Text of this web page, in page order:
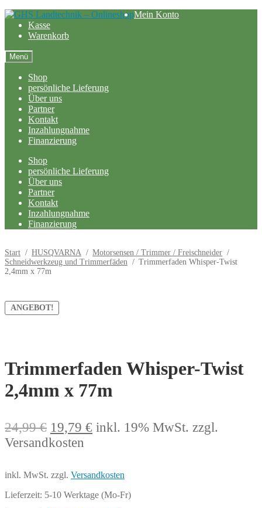
Zur
Navigation
springen
Zum
Inhalt
springen
Mein Konto
Kasse
Warenkorb
Menü
Shop
persönliche Lieferung
Über uns
Partner
Kontakt
Inzahlungnahme
Finanzierung
Shop
persönliche Lieferung
Über uns
Partner
Kontakt
Inzahlungnahme
Finanzierung
Start / HUSQVARNA / Motorsensen / Trimmer / Freischneider /
Schneidwerkzeug und Trimmerfäden / Trimmerfaden Whisper-Twist
2,4mm x 77m
ANGEBOT!
Trimmerfaden Whisper-Twist
2,4mm x 77m
24,99€ Ursprünglicher
Preis
24,99 €
19,79 € Aktueller
19,79 €.
inkl. 19% MwSt. zzgl.
Versandkosten
inkl. MwSt. zzgl. Versandkosten
Lieferzeit: 5-10 Werktage (Mo-Fr)